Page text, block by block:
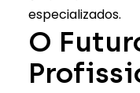
especializados.
O